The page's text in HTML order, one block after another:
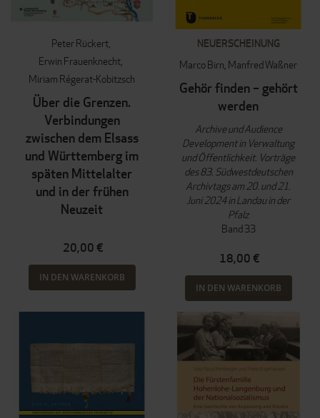
Peter Rückert
Erwin Frauenknecht
Miriam Régerat-Kobitzsch
Über die Grenzen.
Verbindungen
zwischen dem Elsass
und Württemberg im
späten Mittelalter
und in der frühen
Neuzeit
20,00 €
IN DEN WARENKORB
NEUERSCHEINUNG
Marco Birn Manfred Waßner
Gehör finden – gehört
werden
Archive und Audience
Development in Verwaltung
und Öffentlichkeit. Vorträge
des 83. Südwestdeutschen
Archivtags am 20. und 21.
Juni 2024 in Landau in der
Pfalz
Band 33
18,00 €
IN DEN WARENKORB